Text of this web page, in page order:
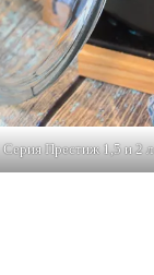
Серия Престиж 1,5 и 2 л